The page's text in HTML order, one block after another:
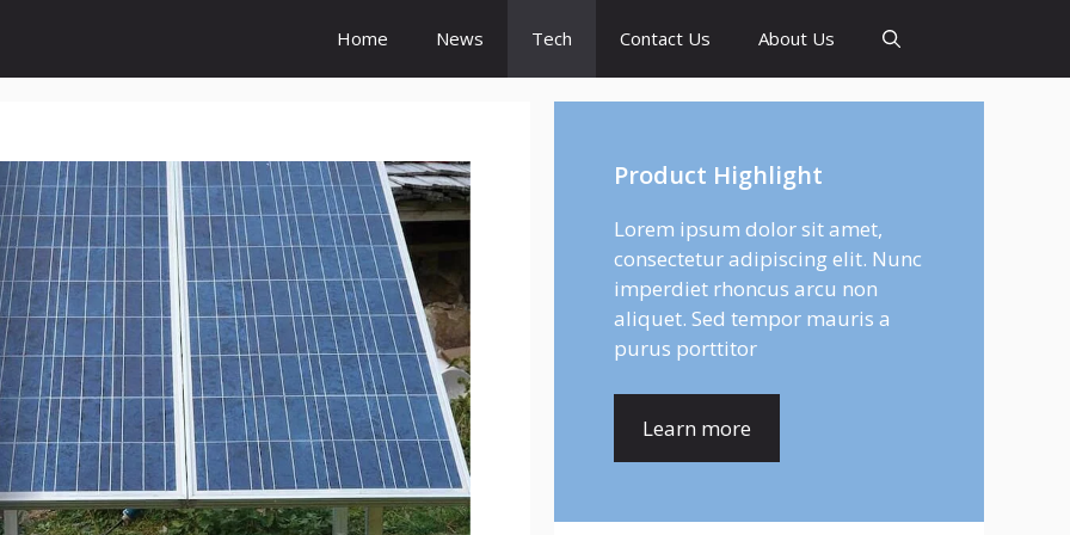
Home News Tech Contact Us About Us
Product Highlight
Lorem ipsum dolor sit amet,
consectetur adipiscing elit. Nunc
imperdiet rhoncus arcu non
aliquet. Sed tempor mauris a
purus porttitor
Learn more